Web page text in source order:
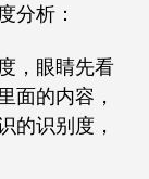
分析：
，眼睛先看
面的内容，
的识别度，